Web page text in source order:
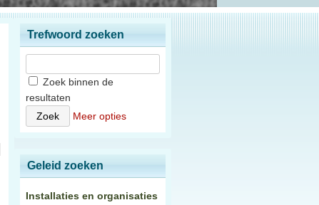
Trefwoord zoeken
Zoek binnen de
resultaten
Meer opties
Geleid zoeken
Installaties en organisaties